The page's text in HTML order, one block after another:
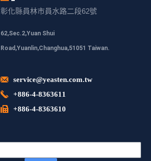
彰化縣員林市員水路二段62號
62,Sec.2,Yuan Shui
Road,Yuanlin,Changhua,51051 Taiwan.
service@yeasten.com.tw
+886-4-8363611
+886-4-8363610